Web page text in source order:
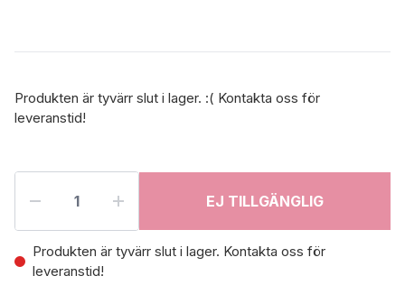
Produkten är tyvärr slut i lager. :( Kontakta oss för
leveranstid!
EJ TILLGÄNGLIG
Produkten är tyvärr slut i lager. Kontakta oss för
leveranstid!